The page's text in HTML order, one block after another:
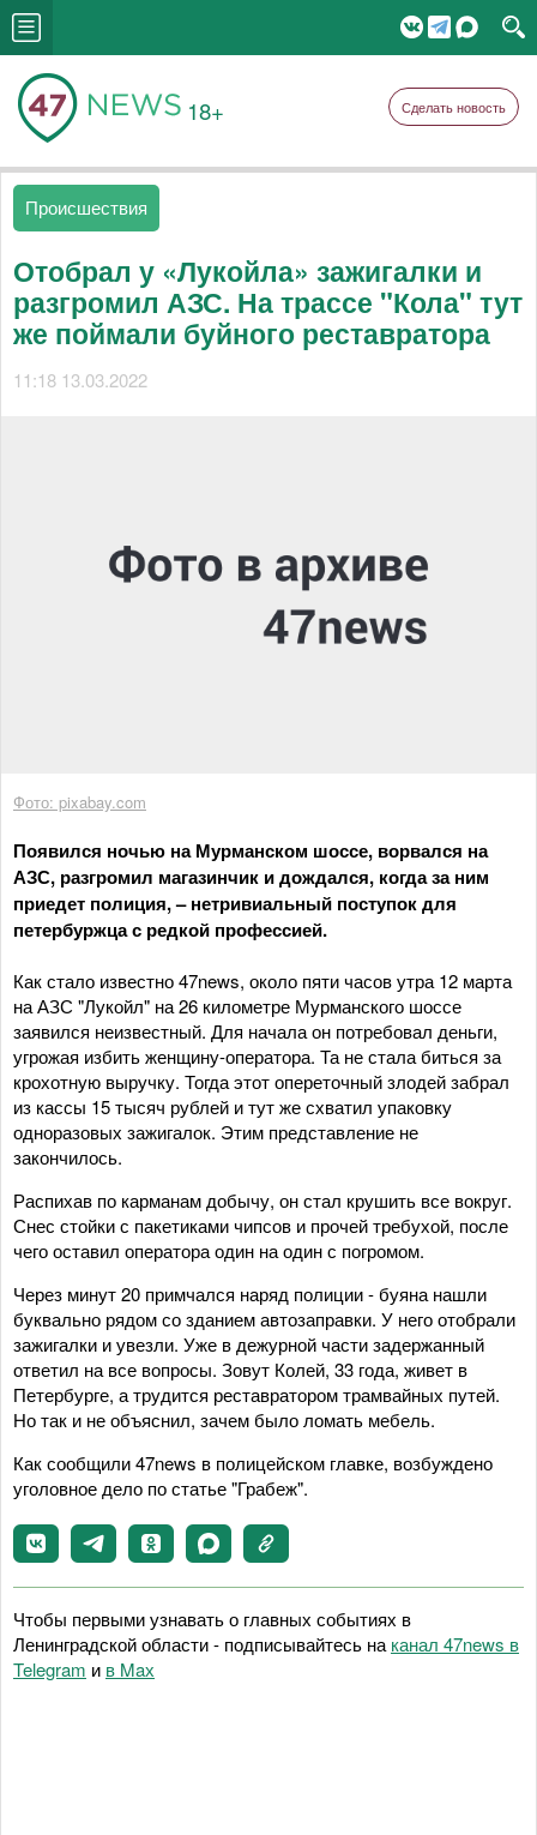
18+ Сделать новость
Происшествия
Отобрал у «Лукойла» зажигалки и
разгромил АЗС. На трассе "Кола" тут
же поймали буйного реставратора
11:18 13.03.2022
Фото: pixabay.com
Появился ночью на Мурманском шоссе, ворвался на
АЗС, разгромил магазинчик и дождался, когда за ним
приедет полиция, – нетривиальный поступок для
петербуржца с редкой профессией.
Как стало известно 47news, около пяти часов утра 12 марта
на АЗС "Лукойл" на 26 километре Мурманского шоссе
заявился неизвестный. Для начала он потребовал деньги,
угрожая избить женщину-оператора. Та не стала биться за
крохотную выручку. Тогда этот опереточный злодей забрал
из кассы 15 тысяч рублей и тут же схватил упаковку
одноразовых зажигалок. Этим представление не
закончилось.
Распихав по карманам добычу, он стал крушить все вокруг.
Снес стойки с пакетиками чипсов и прочей требухой, после
чего оставил оператора один на один с погромом.
Через минут 20 примчался наряд полиции - буяна нашли
буквально рядом со зданием автозаправки. У него отобрали
зажигалки и увезли. Уже в дежурной части задержанный
ответил на все вопросы. Зовут Колей, 33 года, живет в
Петербурге, а трудится реставратором трамвайных путей.
Но так и не объяснил, зачем было ломать мебель.
Как сообщили 47news в полицейском главке, возбуждено
уголовное дело по статье "Грабеж".
Чтобы первыми узнавать о главных событиях в
Ленинградской области - подписывайтесь на канал 47news в
Telegram и в Maх